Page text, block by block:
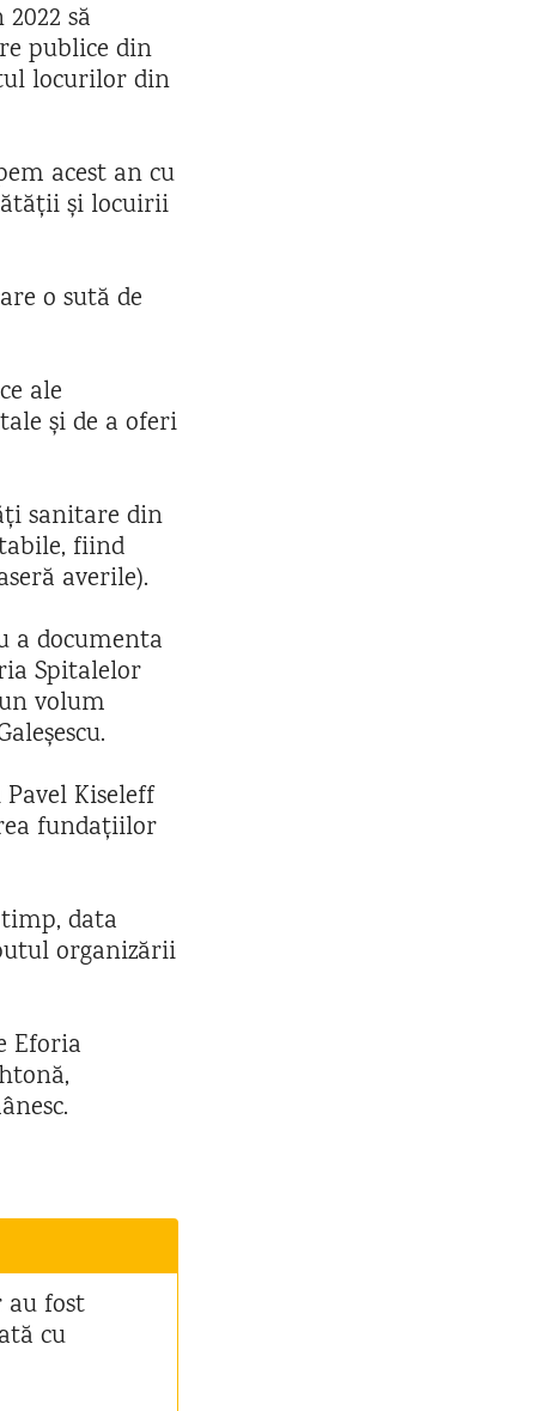
să
publice din
locurilor din
acest an cu
și locuirii
o sută de
ale
și de a oferi
sanitare din
fiind
averile).
a documenta
Spitalelor
volum
Kiseleff
fundațiilor
data
organizării
Eforia
au fost
cu